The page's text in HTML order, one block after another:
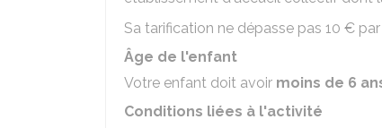
Sa tarification ne dépasse pas 10 €
Âge de l'enfant
Votre enfant doit avoir moins de 6
Conditions liées à l'activité